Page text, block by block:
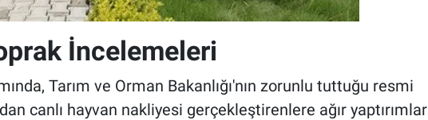
İncelemeleri
Tarım ve Orman Bakanlığı'nın zorunlu tuttuğu resmi
canlı hayvan nakliyesi gerçekleştirenlere ağır yaptırımlar